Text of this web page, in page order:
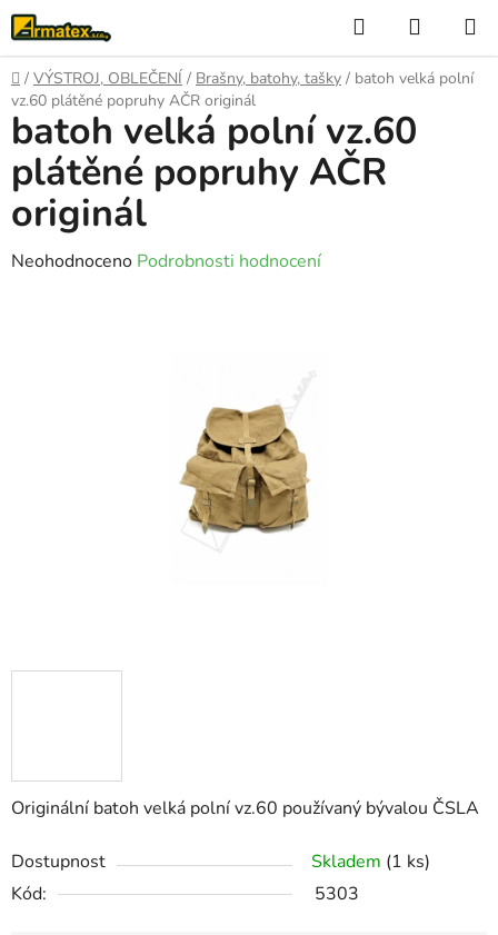
Přejít
na
obsah
Hledat
KOŠÍK
Domů
/ VÝSTROJ, OBLEČENÍ / Brašny, batohy, tašky / batoh velká polní
vz.60 plátěné popruhy AČR originál
Originální batoh velká polní vz.60 používaný bývalou ČSLA
Dostupnost Skladem (1 ks)
Kód:
5303
batoh velká polní vz.60
plátěné popruhy AČR
originál
Průměrné
Neohodnoceno Podrobnosti hodnocení